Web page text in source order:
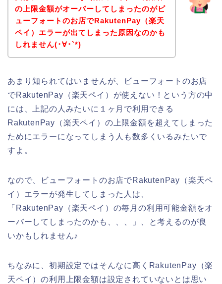
の上限金額がオーバーしてしまったのがビ
ューフォートのお店でRakutenPay（楽天
ペイ）エラーが出てしまった原因なのかも
しれません(･∀･`*)
あまり知られてはいませんが、ビューフォートのお店
でRakutenPay（楽天ペイ）が使えない！という方の中
には、上記の人みたいに１ヶ月で利用できる
RakutenPay（楽天ペイ）の上限金額を超えてしまった
ためにエラーになってしまう人も数多くいるみたいで
すよ。
なので、ビューフォートのお店でRakutenPay（楽天ペ
イ）エラーが発生してしまった人は、
「RakutenPay（楽天ペイ）の毎月の利用可能金額をオ
ーバーしてしまったのかも、、、」、と考えるのが良
いかもしれません♪
ちなみに、初期設定ではそんなに高くRakutenPay（楽
天ペイ）の利用上限金額は設定されていないとは思い